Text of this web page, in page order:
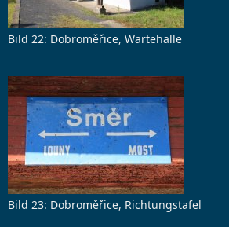
Bild 22: Dobroměřice, Wartehalle
Bild 23: Dobroměřice, Richtungstafel